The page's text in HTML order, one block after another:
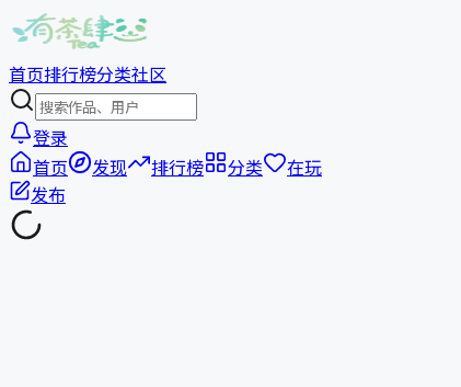
首页排行榜分类社区
登录
首页
发现 排行榜 分类
在玩
发布